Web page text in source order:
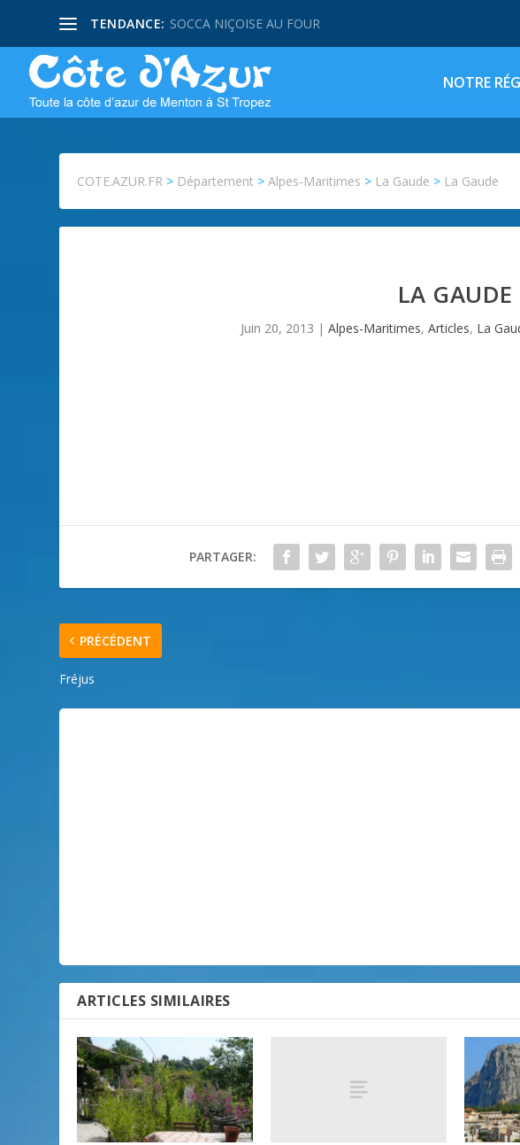
TENDANCE: SOCCA NIÇOISE AU FOUR
NOTRE
COTE.AZUR.FR > Département >Alpes-Maritimes > La Gaude > La Gaude
LA GAUDE
Juin 20, 2013 | Alpes-Maritimes, Articles, La
PARTAGER:
PRÉCÉDENT
Fréjus
ARTICLES SIMILAIRES